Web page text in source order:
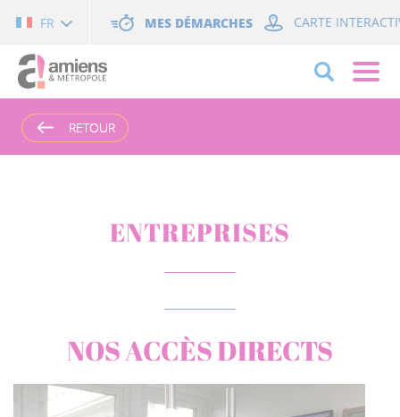
FR MES DÉMARCHES CARTE
RETOUR
RETOUR
ENTREPRISES
NOS ACCÈS DIRECTS